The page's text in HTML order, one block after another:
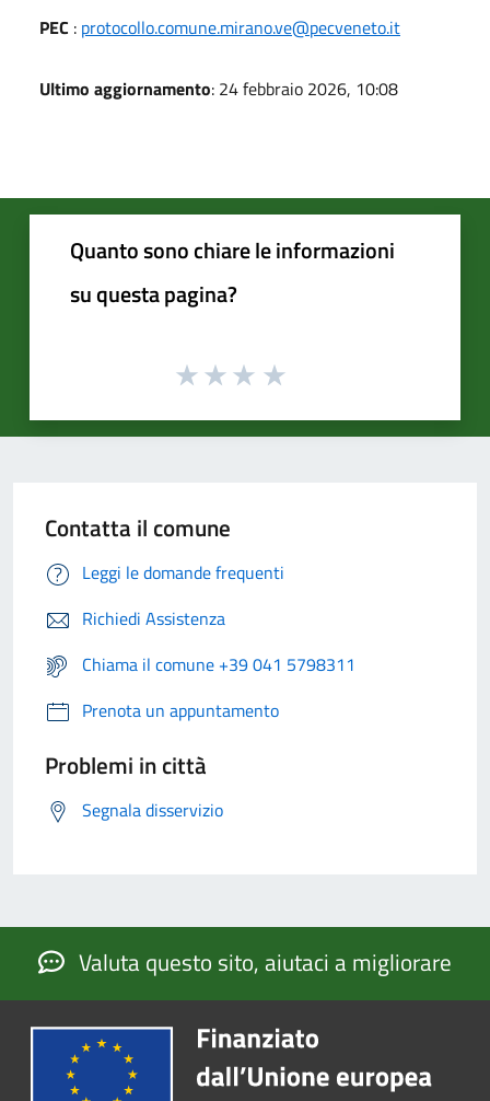
PEC : protocollo.comune.mirano.ve@pecveneto.it
Ultimo aggiornamento: 24 febbraio 2026, 10:08
Quanto sono chiare le informazioni
su questa pagina?
Contatta il comune
Leggi le domande frequenti
Richiedi Assistenza
Chiama il comune +39 041 5798311
Prenota un appuntamento
Problemi in città
Segnala disservizio
Valuta questo sito, aiutaci a migliorare